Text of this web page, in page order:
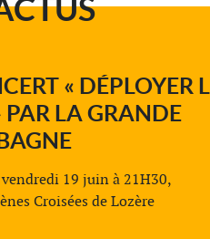
« DÉPLOYER
PAR LA GRANDE
19 juin à 21H30,
Croisées de Lozère